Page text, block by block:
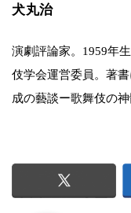
犬丸治
演劇評論家。1959年
伎学会運営委員。著
成の藝談ー歌舞伎の